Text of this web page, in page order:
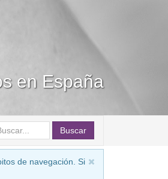
en España
Buscar
de navegación. Si